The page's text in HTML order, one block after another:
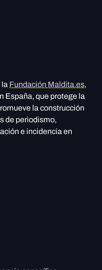
la Fundación Maldita.es,
España, que protege la
la construcción
de periodismo,
e incidencia en